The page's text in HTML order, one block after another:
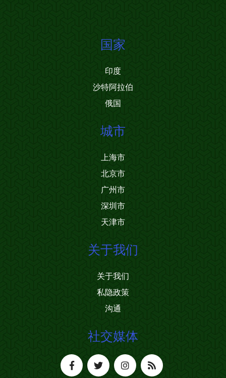
国家
印度
沙特阿拉伯
俄国
城市
上海市
北京市
广州市
深圳市
天津市
关于我们
关于我们
私隐政策
沟通
社交媒体